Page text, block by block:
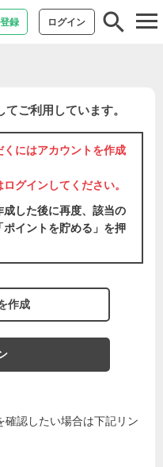
録 ログイン
ご利用しています。
くにはアカウントを作成
ログインしてください。
した後に再度、該当の
イントを貯める」を押
作成
確認したい場合は下記リン